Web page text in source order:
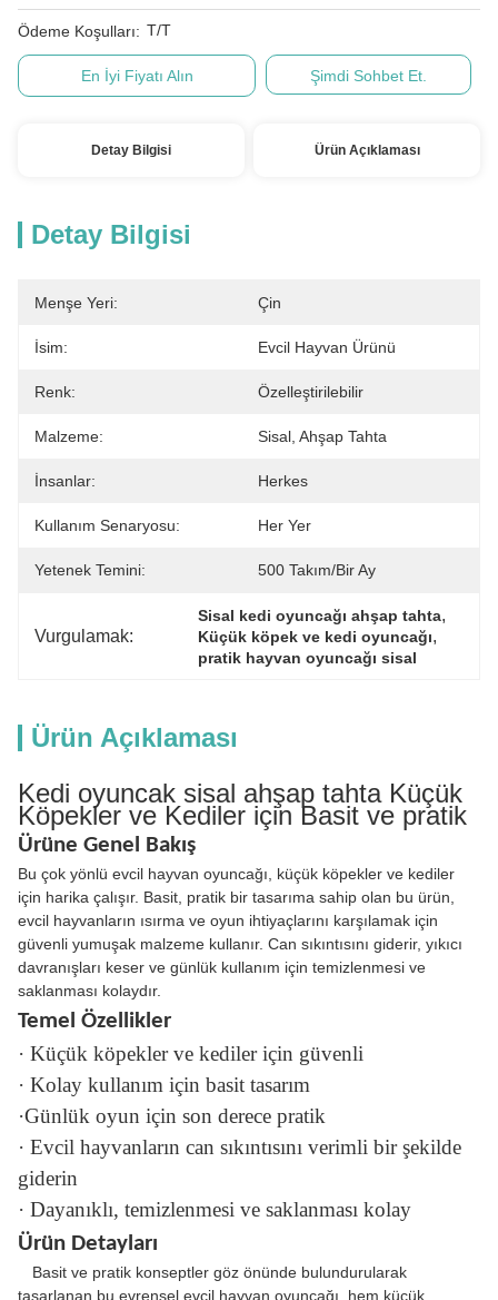
Ödeme Koşulları: T/T
En İyi Fiyatı Alın Şimdi Sohbet Et.
Detay Bilgisi Ürün Açıklaması
Detay Bilgisi
Menşe Yeri: Çin
İsim: Evcil Hayvan Ürünü
Renk: Özelleştirilebilir
Malzeme: Sisal, Ahşap Tahta
İnsanlar: Herkes
Kullanım Senaryosu: Her Yer
Yetenek Temini: 500 Takım/bir Ay
Vurgulamak:
Sisal kedi oyuncağı ahşap tahta,
Küçük köpek ve kedi oyuncağı,
pratik hayvan oyuncağı sisal
Ürün Açıklaması
Kedi oyuncak sisal ahşap tahta Küçük
Köpekler ve Kediler için Basit ve pratik
Ürüne Genel Bakış
Bu çok yönlü evcil hayvan oyuncağı, küçük köpekler ve kediler
için harika çalışır. Basit, pratik bir tasarıma sahip olan bu ürün,
evcil hayvanların ısırma ve oyun ihtiyaçlarını karşılamak için
güvenli yumuşak malzeme kullanır. Can sıkıntısını giderir, yıkıcı
davranışları keser ve günlük kullanım için temizlenmesi ve
saklanması kolaydır.
Temel Özellikler
· Küçük köpekler ve kediler için güvenli
· Kolay kullanım için basit tasarım
·Günlük oyun için son derece pratik
· Evcil hayvanların can sıkıntısını verimli bir şekilde
giderin
· Dayanıklı, temizlenmesi ve saklanması kolay
Ürün Detayları
Basit ve pratik konseptler göz önünde bulundurularak
tasarlanan bu evrensel evcil hayvan oyuncağı, hem küçük